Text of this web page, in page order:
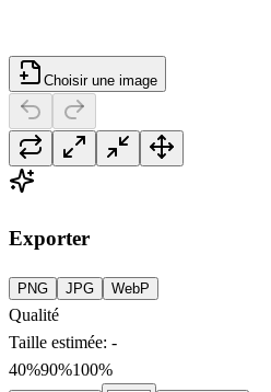
Choisir une image
Exporter
PNG JPG WebP
Qualité
Taille estimée: -
40%90%100%